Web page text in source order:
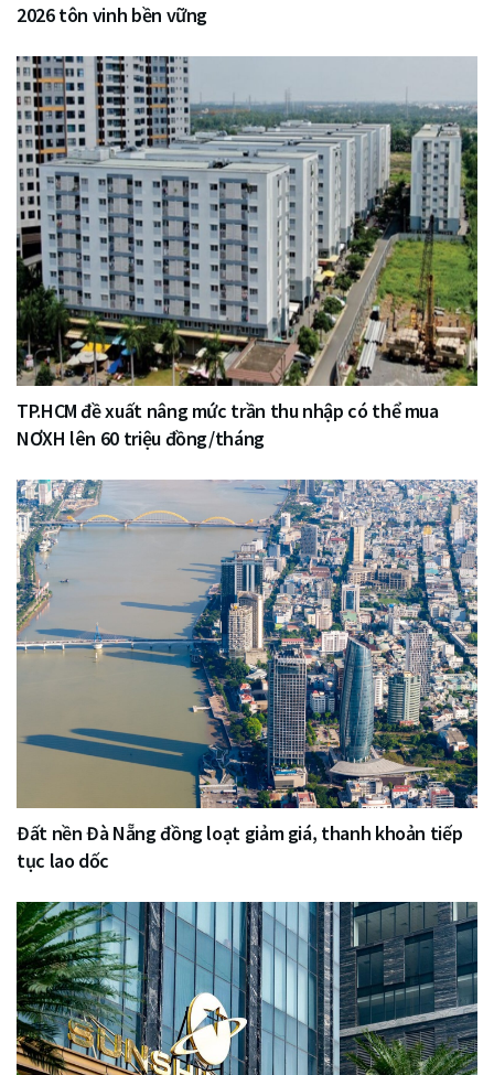
2026 tôn vinh bền vững
TP.HCM đề xuất nâng mức trần thu nhập có thể mua
NƠXH lên 60 triệu đồng/tháng
Đất nền Đà Nẵng đồng loạt giảm giá, thanh khoản tiếp
tục lao dốc